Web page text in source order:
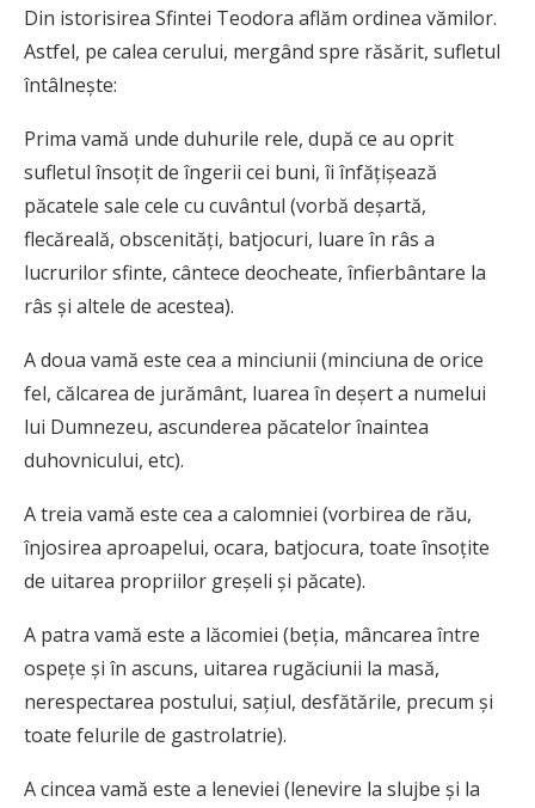
Din istorisirea Sfintei Teodora aflăm ordinea vămilor.
Astfel, pe calea cerului, mergând spre răsărit, sufletul
întâlneşte:
Prima vamă unde duhurile rele, după ce au oprit
sufletul însoţit de îngerii cei buni, îi înfăţişea­ză
păcatele sale cele cu cuvântul (vorbă deşartă,
flecăreală, obscenităţi, batjocuri, luare în râs a
lucrurilor sfinte, cântece deocheate, înfierbântare la
râs şi altele de acestea).
A doua vamă este cea a minciunii (minciuna de orice
fel, călcarea de jurământ, luarea în deşert a numelui
lui Dumnezeu, ascunderea păcatelor înain­tea
duhovnicului, etc).
A treia vamă este cea a calomniei (vorbirea de rău,
înjosirea aproapelui, ocara, batjocura, toate însoţite
de uitarea propriilor greşeli şi păcate).
A patra vamă este a lăcomiei (beţia, mâncarea între
ospeţe şi în ascuns, uitarea rugăciunii la masă,
nerespectarea postului, saţiul, desfătările, precum şi
toate felurile de gastrolatrie).
A cincea vamă este a leneviei (lenevire la slujbe şi la